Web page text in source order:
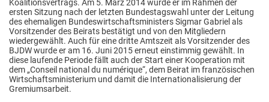
Koalitionsvertrags. Am 5. März 2014 wurde er im Rahmen der
ersten Sitzung nach der letzten Bundestagswahl unter der Leitung
des ehemaligen Bundeswirtschaftsministers Sigmar Gabriel als
Vorsitzender des Beirats bestätigt und von den Mitgliedern
wiedergewählt. Auch für eine dritte Amtszeit als Vorsitzender des
BJDW wurde er am 16. Juni 2015 erneut einstimmig gewählt. In
diese laufende Periode fällt auch der Start einer Kooperation mit
dem „Conseil national du numérique“, dem Beirat im französischen
Wirtschaftsministerium und damit die Internationalisierung der
Gremiumsarbeit.